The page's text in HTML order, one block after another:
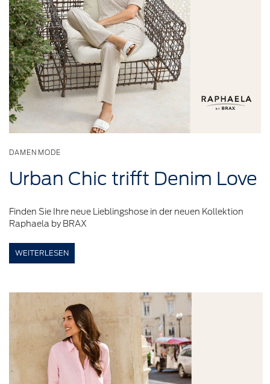
DAMENMODE
Urban Chic trifft Denim Love
Finden Sie Ihre neue Lieblingshose in der neuen Kollektion
Raphaela by BRAX
WEITERLESEN